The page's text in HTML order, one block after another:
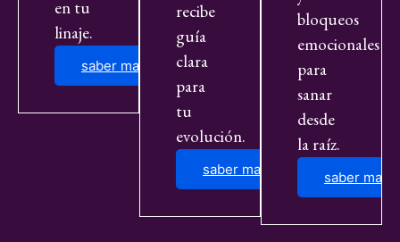
en tu
linaje.
saber mas
recibe
guía
clara
para
tu
evolución.
saber mas
bloqueos
emocionales
para
sanar
desde
la raíz.
saber mas